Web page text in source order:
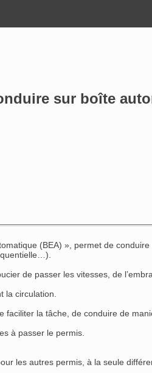
sur boîte
(BEA) », permet de
de passer les vitesses, de
la circulation.
faciliter la tâche, de conduire de
à passer le permis.
les autres permis, à la seule